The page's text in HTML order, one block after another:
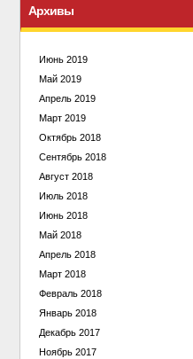
Архивы
Июнь 2019
Май 2019
Апрель 2019
Март 2019
Октябрь 2018
Сентябрь 2018
Август 2018
Июль 2018
Июнь 2018
Май 2018
Апрель 2018
Март 2018
Февраль 2018
Январь 2018
Декабрь 2017
Ноябрь 2017